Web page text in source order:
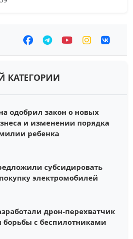
КАТЕГОРИИ
одобрил закон о новых
и изменении порядка
ребенка
субсидировать
электромобилей
дрон-перехватчик
с беспилотниками